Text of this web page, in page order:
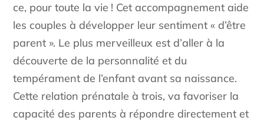
ce, pour toute la vie ! Cet accompagnement aide
les couples à développer leur sentiment « d’être
parent ». Le plus merveilleux est d’aller à la
découverte de la personnalité et du
tempérament de l’enfant avant sa naissance.
Cette relation prénatale à trois, va favoriser la
capacité des parents à répondre directement et